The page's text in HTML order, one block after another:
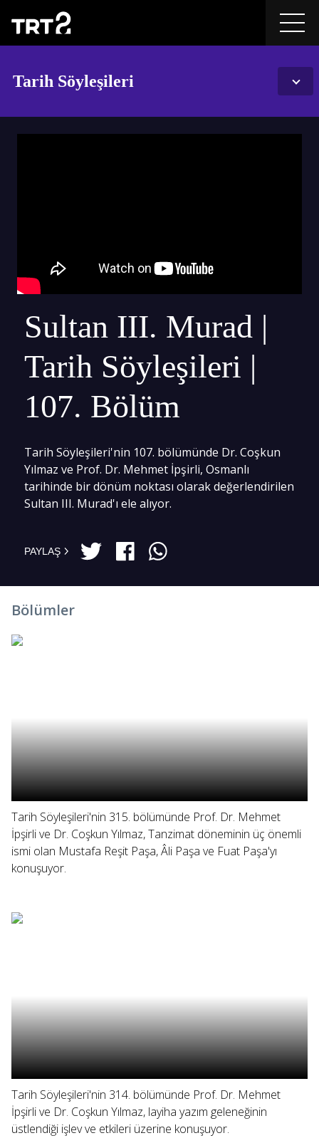
Tarih Söyleşileri
Sultan III. Murad |
Tarih Söyleşileri |
107. Bölüm
Tarih Söyleşileri'nin 107. bölümünde Dr. Coşkun
Yılmaz ve Prof. Dr. Mehmet İpşirli, Osmanlı
tarihinde bir dönüm noktası olarak değerlendirilen
Sultan III. Murad'ı ele alıyor.
PAYLAŞ
Bölümler
Tarih Söyleşileri'nin 315. bölümünde Prof. Dr. Mehmet
İpşirli ve Dr. Coşkun Yılmaz, Tanzimat döneminin üç önemli
ismi olan Mustafa Reşit Paşa, Âli Paşa ve Fuat Paşa'yı
konuşuyor.
Tarih Söyleşileri'nin 314. bölümünde Prof. Dr. Mehmet
İpşirli ve Dr. Coşkun Yılmaz, layiha yazım geleneğinin
üstlendiği işlev ve etkileri üzerine konuşuyor.